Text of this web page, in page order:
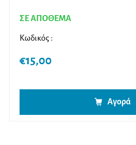
ΣΕ ΑΠΟΘΕΜΑ
Κωδικός :
€15,00
Αγορά